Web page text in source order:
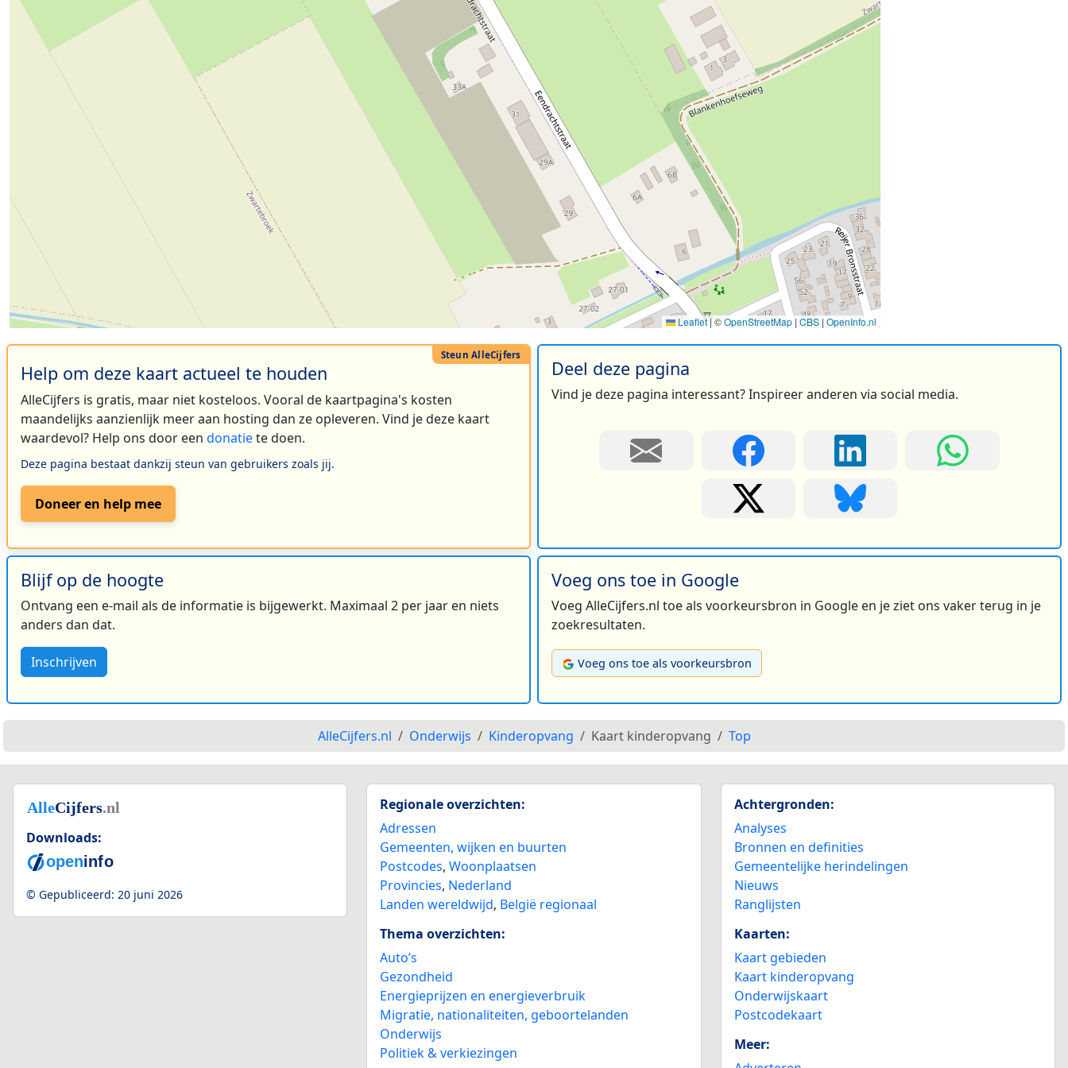
Leaflet|©OpenStreetMap | CBS | OpenInfo.nl
Help om deze kaart actueel te houden
AlleCijfers is gratis, maar niet kosteloos. Vooral de kaartpagina's kosten
maandelijks aanzienlijk meer aan hosting dan ze opleveren. Vind je deze kaart
waardevol? Help ons door een donatiete doen.
Deze pagina bestaat dankzij steun van gebruikers zoals jij.
Doneer en help mee
Deel deze pagina
Vind je deze pagina interessant? Inspireer anderen via social media.
Blijf op de hoogte
Ontvang een e-mail als de informatie is bijgewerkt. Maximaal 2 per jaar en niets
anders dan dat.
Inschrijven
Voeg ons toe in Google
Voeg AlleCijfers.nl toe als voorkeursbron in Google en je ziet ons vaker terug in je
zoekresultaten.
Voeg ons toe als voorkeursbron
AlleCijfers.nl Onderwijs Kinderopvang Kaart kinderopvang Top
Downloads:
© Gepubliceerd: 20 juni 2026
Regionale overzichten:
Adressen
Gemeenten, wijken en buurten
Postcodes,Woonplaatsen
Provincies, Nederland
Landen wereldwijd, België regionaal
Thema overzichten:
Auto’s
Gezondheid
Energieprijzen en energieverbruik
Migratie, nationaliteiten, geboortelanden
Onderwijs
Politiek & verkiezingen
Achtergronden:
Analyses
Bronnen en definities
Gemeentelijke herindelingen
Nieuws
Ranglijsten
Kaarten:
Kaart gebieden
Kaart kinderopvang
Onderwijskaart
Postcodekaart
Meer: